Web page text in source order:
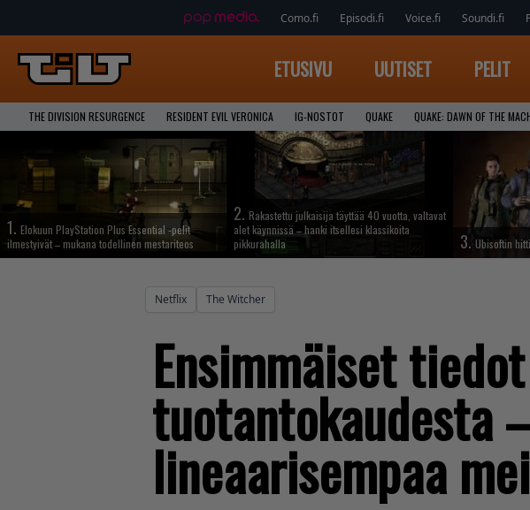
Como.fi Episodi.fi Voice.fi Soundi.fi
ETUSIVU UUTISET PELIT
THE DIVISION RESURGENCE RESIDENT EVIL VERONICA IG-NOSTOT QUAKE QUAKE: DAWN OF THE
1. Elokuun PlayStation Plus Essential -pelit
ilmestyivät – mukana todellinen mestariteos
2. Rakastettu julkaisija täyttää 40 vuotta, valtavat
alet käynnissä – hanki itsellesi klassikoita
pikkurahalla
3. Ubisoftin
Netflix The Witcher
Ensimmäiset
tuotantokaudesta
lineaarisempaa